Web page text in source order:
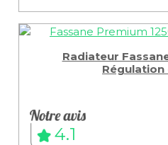
Radiateur
Régulation
4.1